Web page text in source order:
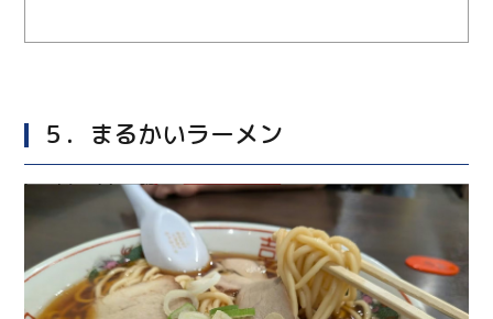
５．まるかいラーメン